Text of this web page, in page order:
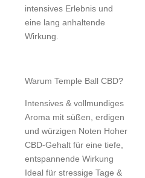
intensives Erlebnis und
eine lang anhaltende
Wirkung.
Warum Temple Ball CBD?
Intensives & vollmundiges
Aroma mit süßen, erdigen
und würzigen Noten Hoher
CBD-Gehalt für eine tiefe,
entspannende Wirkung
Ideal für stressige Tage &